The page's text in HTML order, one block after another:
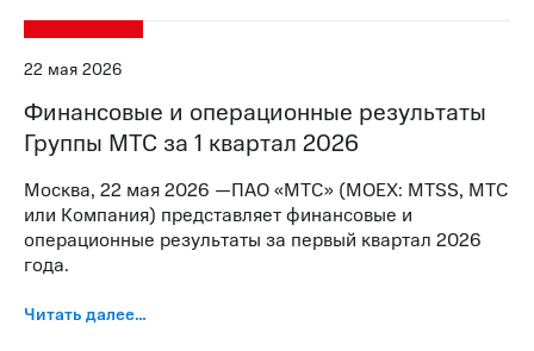
22 мая 2026
Финансовые и операционные результаты
Группы МТС за 1 квартал 2026
Москва, 22 мая 2026 —ПАО «МТС» (MOEX: MTSS, МТС
или Компания) представляет финансовые и
операционные результаты за первый квартал 2026
года.
Читать далее…